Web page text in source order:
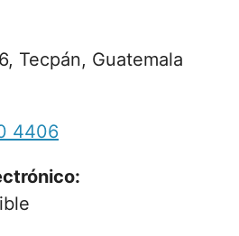
Tecpán, Guatemala
4406